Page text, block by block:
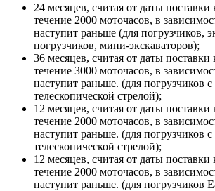
24 месяцев, считая от даты
течение 2000 моточасов, в
наступит раньше (для погрузчиков,
погрузчиков, мини-экскаваторов);
36 месяцев, считая от даты поставки
течение 3000 моточасов, в
наступит раньше. (для погрузчиков
телескопической стрелой);
12 месяцев, считая от даты
течение 2000 моточасов, в
наступит раньше. (для погрузчиков
телескопической стрелой);
12 месяцев, считая от даты
течение 2000 моточасов, в
наступит раньше. (для погрузчиков